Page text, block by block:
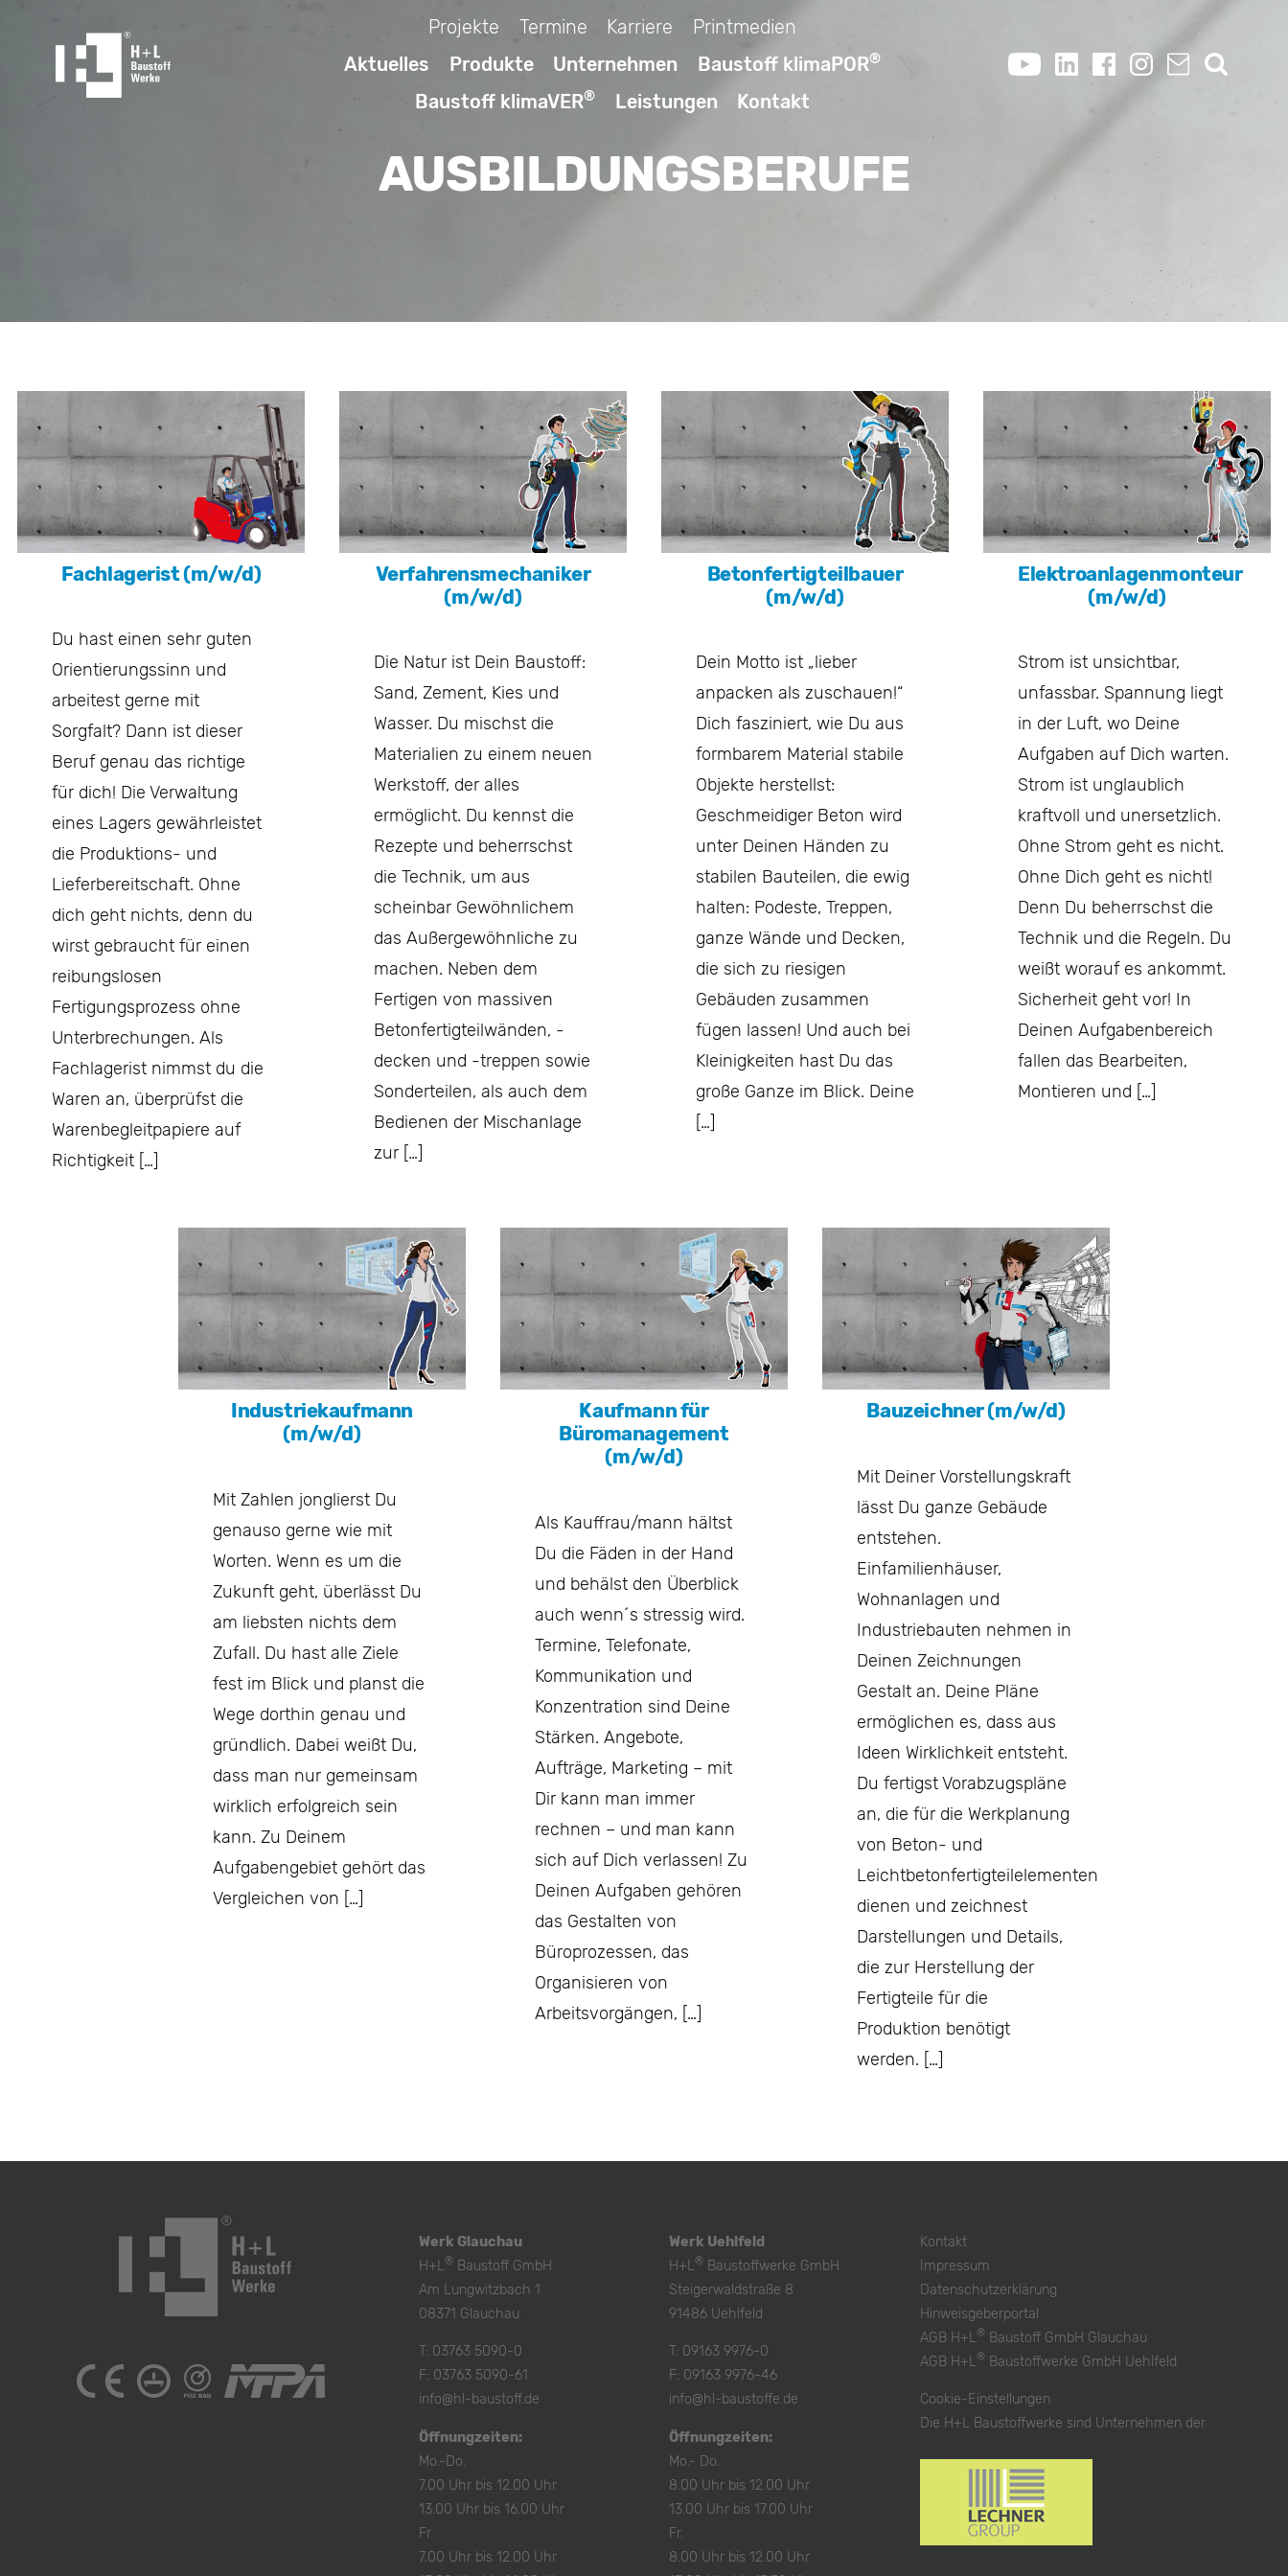
Projekte Termine Karriere
Printmedien
Aktuelles
Produkte Unternehmen Baustoff klimaPOR®
Baustoff klimaVER® Leistungen Kontakt
AUSBILDUNGSBERUFE
Fachlagerist (m/w/d)
Du hast einen sehr guten
Orientierungssinn und
arbeitest gerne mit
Sorgfalt? Dann ist dieser
Beruf genau das richtige
für dich! Die Verwaltung
eines Lagers gewährleistet
die Produktions- und
Lieferbereitschaft. Ohne
dich geht nichts, denn du
wirst gebraucht für einen
reibungslosen
Fertigungsprozess ohne
Unterbrechungen. Als
Fachlagerist nimmst du die
Waren an, überprüfst die
Warenbegleitpapiere auf
Richtigkeit […]
Verfahrensmechaniker
(m/w/d)
Die Natur ist Dein Baustoff:
Sand, Zement, Kies und
Wasser. Du mischst die
Materialien zu einem neuen
Werkstoff, der alles
ermöglicht. Du kennst die
Rezepte und beherrschst
die Technik, um aus
scheinbar Gewöhnlichem
das Außergewöhnliche zu
machen. Neben dem
Fertigen von massiven
Betonfertigteilwänden, -
decken und -treppen sowie
Sonderteilen, als auch dem
Bedienen der Mischanlage
zur […]
Betonfertigteilbauer
(m/w/d)
Dein Motto ist „lieber
anpacken als zuschauen!“
Dich fasziniert, wie Du aus
formbarem Material stabile
Objekte herstellst:
Geschmeidiger Beton wird
unter Deinen Händen zu
stabilen Bauteilen, die ewig
halten: Podeste, Treppen,
ganze Wände und Decken,
die sich zu riesigen
Gebäuden zusammen
fügen lassen! Und auch bei
Kleinigkeiten hast Du das
große Ganze im Blick. Deine
[…]
Elektroanlagenmonteur
(m/w/d)
Strom ist unsichtbar,
unfassbar. Spannung liegt
in der Luft, wo Deine
Aufgaben auf Dich warten.
Strom ist unglaublich
kraftvoll und unersetzlich.
Ohne Strom geht es nicht.
Ohne Dich geht es nicht!
Denn Du beherrschst die
Technik und die Regeln. Du
weißt worauf es ankommt.
Sicherheit geht vor! In
Deinen Aufgabenbereich
fallen das Bearbeiten,
Montieren und […]
Industriekaufmann
(m/w/d)
Mit Zahlen jonglierst Du
genauso gerne wie mit
Worten. Wenn es um die
Zukunft geht, überlässt Du
am liebsten nichts dem
Zufall. Du hast alle Ziele
fest im Blick und planst die
Wege dorthin genau und
gründlich. Dabei weißt Du,
dass man nur gemeinsam
wirklich erfolgreich sein
kann. Zu Deinem
Aufgabengebiet gehört das
Vergleichen von […]
Kaufmann für
Büromanagement
(m/w/d)
Als Kauffrau/mann hältst
Du die Fäden in der Hand
und behälst den Überblick
auch wenn´s stressig wird.
Termine, Telefonate,
Kommunikation und
Konzentration sind Deine
Stärken. Angebote,
Aufträge, Marketing – mit
Dir kann man immer
rechnen – und man kann
sich auf Dich verlassen! Zu
Deinen Aufgaben gehören
das Gestalten von
Büroprozessen, das
Organisieren von
Arbeitsvorgängen, […]
Bauzeichner (m/w/d)
Mit Deiner Vorstellungskraft
lässt Du ganze Gebäude
entstehen.
Einfamilienhäuser,
Wohnanlagen und
Industriebauten nehmen in
Deinen Zeichnungen
Gestalt an. Deine Pläne
ermöglichen es, dass aus
Ideen Wirklichkeit entsteht.
Du fertigst Vorabzugspläne
an, die für die Werkplanung
von Beton- und
Leichtbetonfertigteilelementen
dienen und zeichnest
Darstellungen und Details,
die zur Herstellung der
Fertigteile für die
Produktion benötigt
werden. […]
Werk Glauchau
H+L® Baustoff GmbH
Am Lungwitzbach 1
08371 Glauchau
T: 03763 5090-0
F: 03763 5090-61
info@hl-baustoff.de
Öffnungzeiten:
Mo.-Do.
7.00 Uhr bis 12.00 Uhr
13.00 Uhr bis 16.00 Uhr
Fr.
7.00 Uhr bis 12.00 Uhr
Werk Uehlfeld
H+L® Baustoffwerke GmbH
Steigerwaldstraße 8
91486 Uehlfeld
T: 09163 9976-0
F: 09163 9976-46
info@hl-baustoffe.de
Öffnungzeiten:
Mo.- Do.
8.00 Uhr bis 12.00 Uhr
13.00 Uhr bis 17.00 Uhr
Fr.
8.00 Uhr bis 12.00 Uhr
Kontakt
Impressum
Datenschutzerklärung
Hinweisgeberportal
AGB H+L® Baustoff GmbH Glauchau
AGB H+L® Baustoffwerke GmbH Uehlfeld
Cookie-Einstellungen
Die H+L Baustoffwerke sind Unternehmen der